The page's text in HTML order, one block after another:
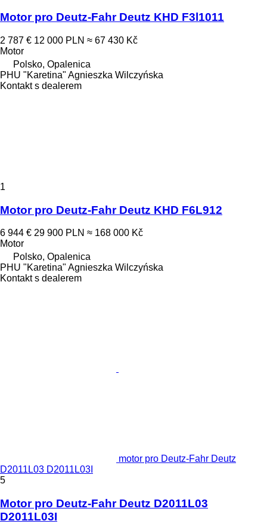
Motor pro Deutz-Fahr Deutz KHD F3l1011
2 787 € 12 000 PLN ≈ 67 430 Kč
Motor
Polsko, Opalenica
PHU "Karetina" Agnieszka Wilczyńska
Kontakt s dealerem
1
Motor pro Deutz-Fahr Deutz KHD F6L912
6 944 € 29 900 PLN ≈ 168 000 Kč
Motor
Polsko, Opalenica
PHU "Karetina" Agnieszka Wilczyńska
Kontakt s dealerem
motor pro Deutz-Fahr Deutz
D2011L03 D2011L03I
5
Motor pro Deutz-Fahr Deutz D2011L03
D2011L03I